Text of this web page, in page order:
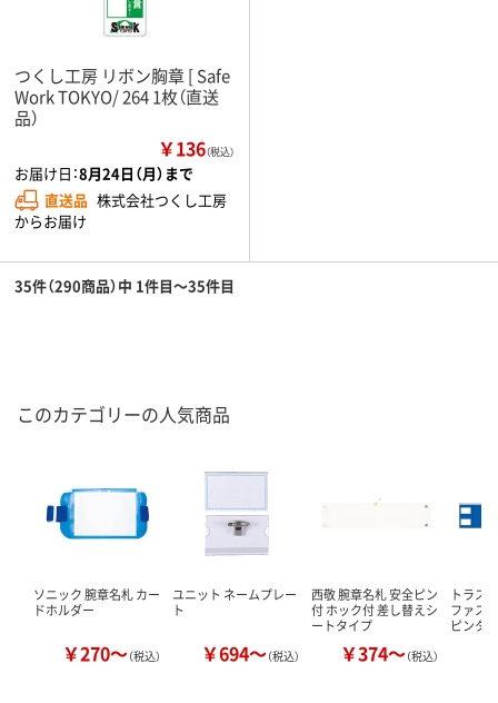
つくし工房 リボン胸章 [ Safe
Work TOKYO/ 264 1枚（直送
品）
￥136（税込）
お届け日：8月24日（月）まで
直送品 株式会社つくし工房
からお届け
35件（290商品）中 1件目～35件目
このカテゴリーの人気商品
ソニック 腕章名札 カー
ドホルダー
￥270～（税込）
ユニット ネームプレー
ト
￥694～（税込）
西敬 腕章名札 安全ピン
付 ホック付 差し替えシ
ートタイプ
￥374～（税込）
トラス
ファス
ピンタ